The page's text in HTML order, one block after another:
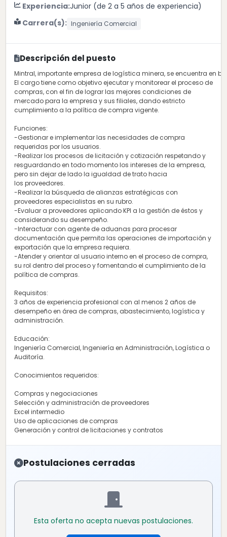
Experiencia:Junior (de 2 a 5 años de experiencia)
Carrera(s): Ingeniería Comercial
Descripción del puesto
Mintral, importante empresa de logística minera, se encuentra en
El cargo tiene como objetivo ejecutar y monitorear el proceso de
compras, con el fin de lograr las mejores condiciones de
mercado para la empresa y sus filiales, dando estricto
cumplimiento a la política de compra vigente.
Funciones:
-Gestionar e implementar las necesidades de compra
requeridas por los usuarios.
-Realizar los procesos de licitación y cotización respetando y
resguardando en todo momento los intereses de la empresa,
pero sin dejar de lado la igualdad de trato hacia
los proveedores.
-Realizar la búsqueda de alianzas estratégicas con
proveedores especialistas en su rubro.
-Evaluar a proveedores aplicando KPI a la gestión de éstos y
considerando su desempeño.
-Interactuar con agente de aduanas para procesar
documentación que permita las operaciones de importación y
exportación que la empresa requiera.
-Atender y orientar al usuario interno en el proceso de compra,
su rol dentro del proceso y fomentando el cumplimiento de la
política de compras.
Requisitos:
3 años de experiencia profesional con al menos 2 años de
desempeño en área de compras, abastecimiento, logística y
administración.
Educación:
Ingeniería Comercial, Ingeniería en Administración, Logística o
Auditoría.
Conocimientos requeridos:
Compras y negociaciones
Selección y administración de proveedores
Excel intermedio
Uso de aplicaciones de compras
Generación y control de licitaciones y contratos
Postulaciones cerradas
Esta oferta no acepta nuevas postulaciones.